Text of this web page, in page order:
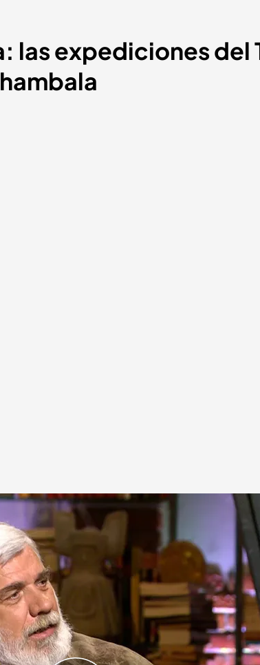
las expediciones del
que llevaban hasta la
una civilización en el interior
que llegaron aquí